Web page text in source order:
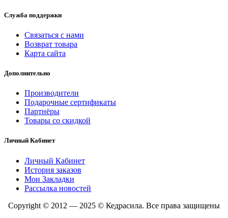
Служба поддержки
Связаться с нами
Возврат товара
Карта сайта
Дополнительно
Производители
Подарочные сертификаты
Партнёры
Товары со скидкой
Личный Кабинет
Личный Кабинет
История заказов
Мои Закладки
Рассылка новостей
Copyright © 2012 — 2025 © Кедрасила. Все права защищены